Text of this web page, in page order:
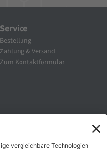
Service
Bestellung
Zahlung & Versand
Zum Kontaktformular